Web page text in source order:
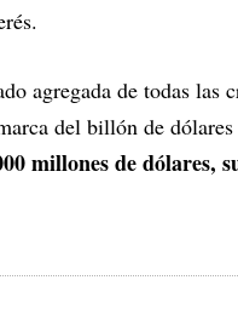
agregada de todas las
del billón de
millones de dólares,